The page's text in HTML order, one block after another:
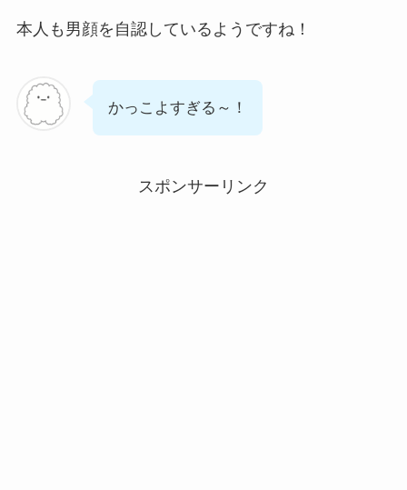
本人も男顔を自認しているようですね！
かっこよすぎる～！
スポンサーリンク